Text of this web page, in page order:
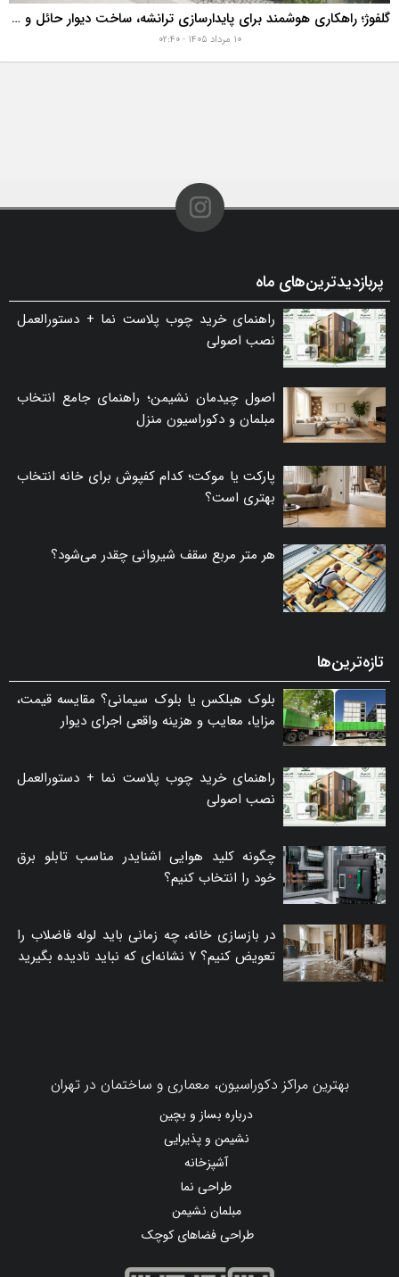
گلفوژ؛ راهکاری هوشمند برای پایدارسازی ترانشه، ساخت دیوار حائل و زیباسازی شهری
پربازدیدترین‌های ماه
راهنمای خرید چوب پلاست نما + دستورالعمل
نصب اصولی
اصول چیدمان نشیمن؛ راهنمای جامع انتخاب
مبلمان و دکوراسیون منزل
پارکت یا موکت؛ کدام کفپوش برای خانه انتخاب
بهتری است؟
هر متر مربع سقف شیروانی چقدر می‌شود؟
تازه‌ترین‌ها
بلوک هبلکس یا بلوک سیمانی؟ مقایسه قیمت،
مزایا، معایب و هزینه واقعی اجرای دیوار
راهنمای خرید چوب پلاست نما + دستورالعمل
نصب اصولی
چگونه کلید هوایی اشنایدر مناسب تابلو برق
خود را انتخاب کنیم؟
در بازسازی خانه، چه زمانی باید لوله فاضلاب را
تعویض کنیم؟ ۷ نشانه‌ای که نباید نادیده بگیرید
بهترین مراکز دکوراسیون، معماری و ساختمان در تهران
درباره بساز و بچین
نشیمن و پذیرایی
آشپزخانه
طراحی نما
مبلمان نشیمن
طراحی فضاهای کوچک